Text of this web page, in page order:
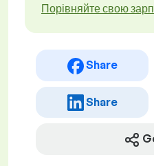
Порівняйте свою
Share
Share